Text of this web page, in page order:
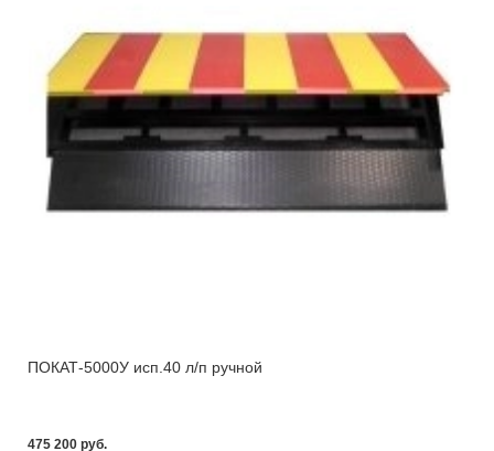
ПОКАТ-5000У исп.40 л/п ручной
475 200 pуб.